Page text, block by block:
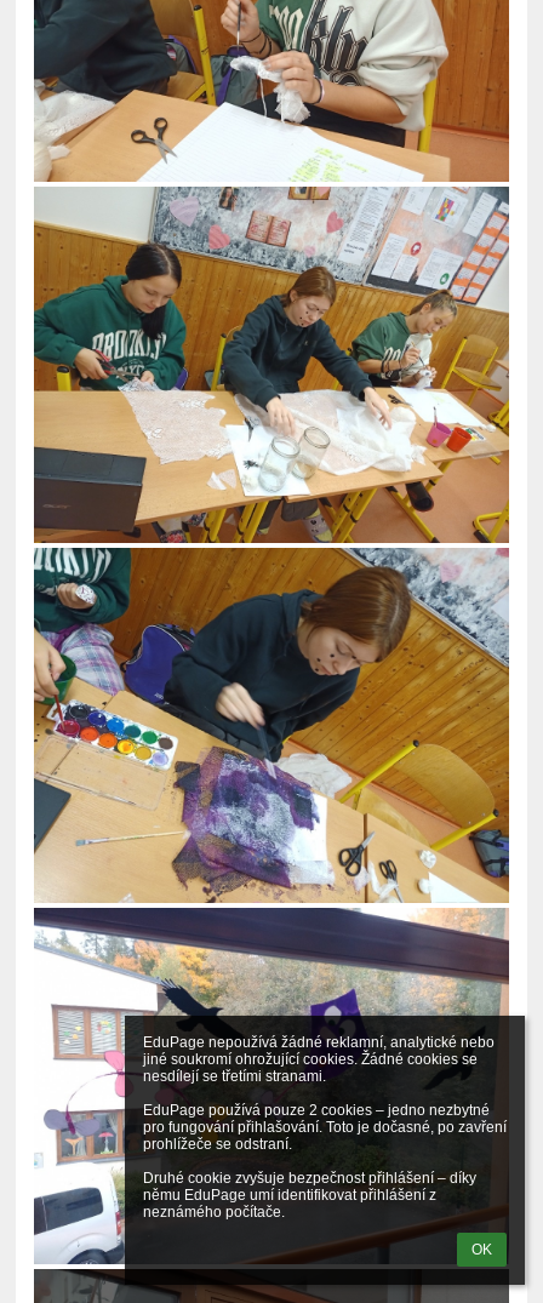
EduPage nepoužívá žádné reklamní, analytické nebo
jiné soukromí ohrožující cookies. Žádné cookies se
nesdílejí se třetími stranami.
EduPage používá pouze 2 cookies – jedno nezbytné
pro fungování přihlašování. Toto je dočasné, po zavření
prohlížeče se odstraní.
Druhé cookie zvyšuje bezpečnost přihlášení – díky
němu EduPage umí identifikovat přihlášení z
neznámého počítače.
OK